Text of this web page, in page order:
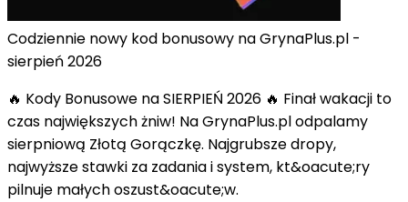
Codziennie nowy kod bonusowy na GrynaPlus.pl -
sierpień 2026
🔥 Kody Bonusowe na SIERPIEŃ 2026 🔥 Finał wakacji to
czas największych żniw! Na GrynaPlus.pl odpalamy
sierpniową Złotą Gorączkę. Najgrubsze dropy,
najwyższe stawki za zadania i system, kt&oacute;ry
pilnuje małych oszust&oacute;w.